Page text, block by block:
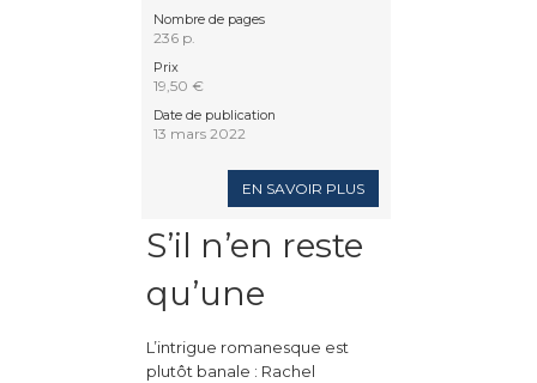
Nombre de pages
236 p.
Prix
19,50 €
Date de publication
13 mars 2022
EN SAVOIR PLUS
S’il n’en reste
qu’une
L’intrigue romanesque est
plutôt banale : Rachel